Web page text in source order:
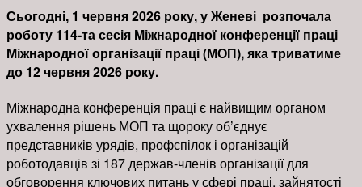
Сьогодні, 1 червня 2026 року, у Женеві розпочала
роботу 114-та сесія Міжнародної конференції праці
Міжнародної організації праці (МОП), яка триватиме
до 12 червня 2026 року.
Міжнародна конференція праці є найвищим органом
ухвалення рішень МОП та щороку об’єднує
представників урядів, профспілок і організацій
роботодавців зі 187 держав-членів організації для
обговорення ключових питань у сфері праці, зайнятості